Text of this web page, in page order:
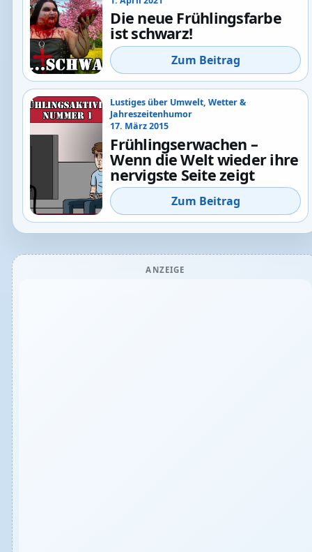
Die neue Frühlingsfarbe
ist schwarz!
Zum Beitrag
Lustiges über Umwelt, Wetter &
Jahreszeitenhumor
17. März 2015
Frühlingserwachen –
Wenn die Welt wieder ihre
nervigste Seite zeigt
Zum Beitrag
ANZEIGE